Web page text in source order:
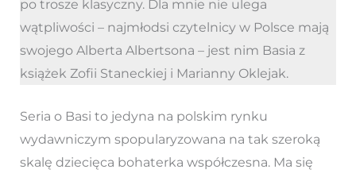
po trosze klasyczny. Dla mnie nie ulega
wątpliwości – najmłodsi czytelnicy w Polsce mają
swojego Alberta Albertsona – jest nim Basia z
książek Zofii Staneckiej i Marianny Oklejak.
Seria o Basi to jedyna na polskim rynku
wydawniczym spopularyzowana na tak szeroką
skalę dziecięca bohaterka współczesna. Ma się